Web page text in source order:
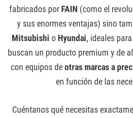
fabricados por FAIN (como el
y sus enormes ventajas) sino
Mitsubishi o Hyundai, ideales
buscan un producto premium y de
con equipos deotras marcas a
en función de las
Cuéntanos qué necesitas